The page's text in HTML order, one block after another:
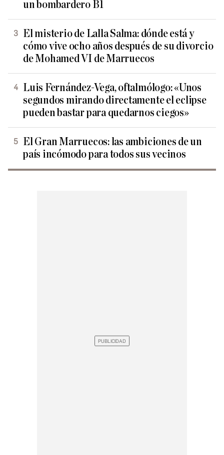
un bombardero B1
El misterio de Lalla Salma: dónde está y
cómo vive ocho años después de su divorcio
de Mohamed VI de Marruecos
Luis Fernández-Vega, oftalmólogo: «Unos
segundos mirando directamente el eclipse
pueden bastar para quedarnos ciegos»
El Gran Marruecos: las ambiciones de un
país incómodo para todos sus vecinos